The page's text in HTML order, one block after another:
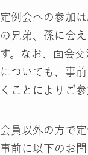
定例会への参加
の兄弟、孫に会
す。なお、面会
についても、事
くことによりご参
会員以外の方で
事前に以下のお